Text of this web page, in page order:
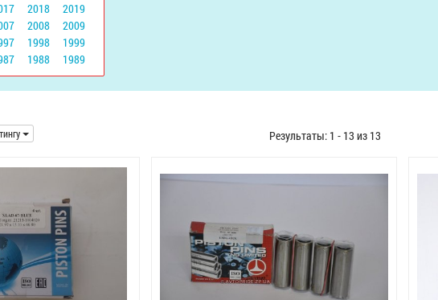
2018
2019
2008
2009
1998
1999
1988 1989
Результаты: 1 - 13 из 13